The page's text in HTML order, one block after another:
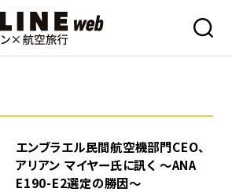
エンブラエル民間航空機部門CEO、
アリアン マイヤー氏に訊く 〜ANA
E190-E2選定の勝因〜